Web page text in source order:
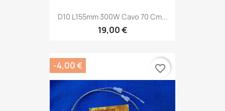
D10 L155mm 300W Cavo 70 Cm...
19,00 €
-4,00 € favorite_border